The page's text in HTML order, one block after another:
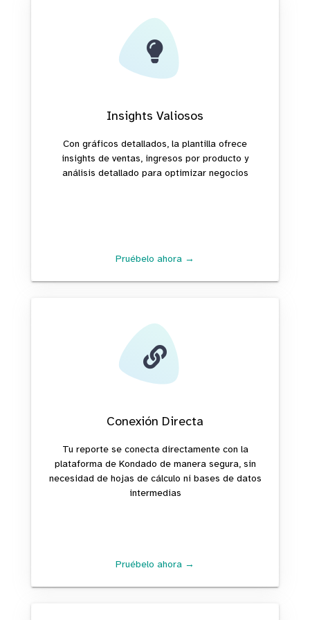
Insights Valiosos
Con gráficos detallados, la plantilla ofrece
insights de ventas, ingresos por producto y
análisis detallado para optimizar negocios
Pruébelo ahora →
Conexión Directa
Tu reporte se conecta directamente con la
plataforma de Kondado de manera segura, sin
necesidad de hojas de cálculo ni bases de datos
intermedias
Pruébelo ahora →